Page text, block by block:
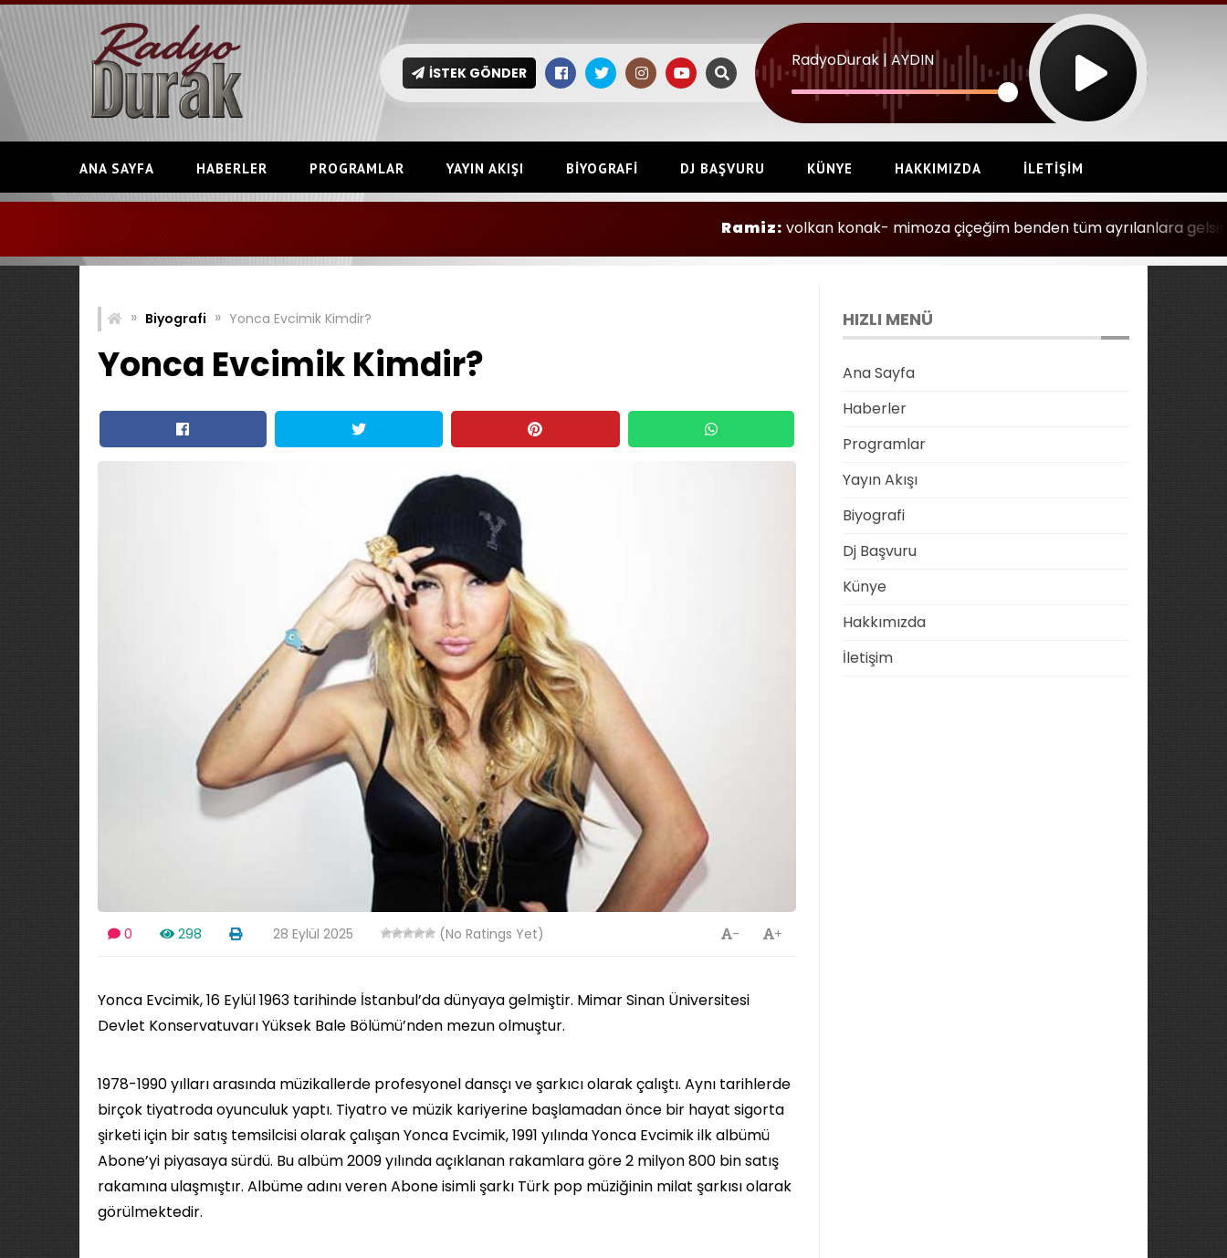
Skip
to
content
İSTEK GÖNDER
RadyoDurak | AYDIN
ANA SAYFA HABERLER PROGRAMLAR YAYIN AKIŞI BIYOGRAFI DJ BAŞVURU KÜNYE HAKKIMIZDA İLETIŞIM
volkan konak- mimoza çiçeğim benden tüm ayrılanlara gelsin Peri:
» Biyografi » Yonca Evcimik Kimdir?
Yonca Evcimik Kimdir?
0 298 28 Eylül 2025 (No Ratings Yet) +
-
Yonca Evcimik, 16 Eylül 1963 tarihinde İstanbul’da dünyaya gelmiştir. Mimar Sinan Üniversitesi
Devlet Konservatuvarı Yüksek Bale Bölümü’nden mezun olmuştur.
1978-1990 yılları arasında müzikallerde profesyonel dansçı ve şarkıcı olarak çalıştı. Aynı tarihlerde
birçok tiyatroda oyunculuk yaptı. Tiyatro ve müzik kariyerine başlamadan önce bir hayat sigorta
şirketi için bir satış temsilcisi olarak çalışan Yonca Evcimik, 1991 yılında Yonca Evcimik ilk albümü
Abone’yi piyasaya sürdü. Bu albüm 2009 yılında açıklanan rakamlara göre 2 milyon 800 bin satış
rakamına ulaşmıştır. Albüme adını veren Abone isimli şarkı Türk pop müziğinin milat şarkısı olarak
görülmektedir.
HIZLI MENÜ
Ana Sayfa
Haberler
Programlar
Yayın Akışı
Biyografi
Dj Başvuru
Künye
Hakkımızda
İletişim